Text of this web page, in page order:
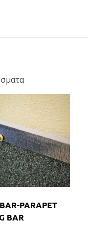
PARAPET
BAR